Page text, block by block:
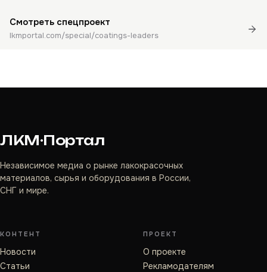
Смотреть спецпроект
lkmportal.com/special/coatings-leaders
ЛКМ·Портал
Независимое медиа о рынке лакокрасочных
материалов, сырья и оборудования в России,
СНГ и мире.
КОНТЕНТ
Новости
Статьи
ПРОЕКТ
О проекте
Рекламодателям